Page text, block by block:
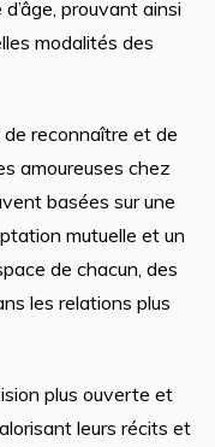
prouvant ainsi
modalités des
de reconnaître et de
amoureuses chez
basées sur une
mutuelle et un
de chacun, des
les relations plus
plus ouverte et
leurs récits et